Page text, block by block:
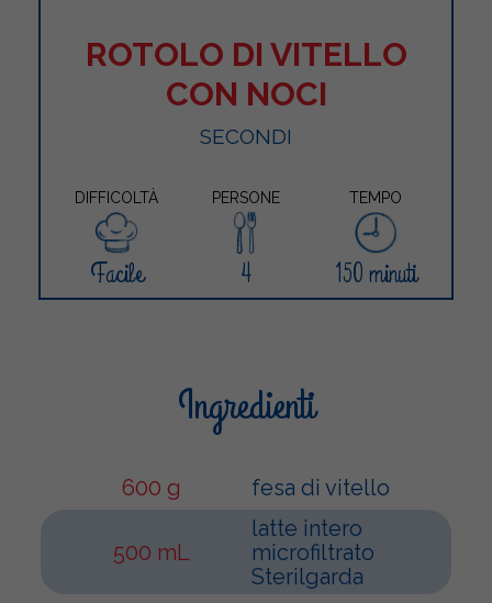
ROTOLO DI VITELLO
CON NOCI
SECONDI
DIFFICOLTÀ PERSONE TEMPO
Facile 4 150 minuti
Ingredienti
600 g fesa di vitello
500 mL
latte intero
microfiltrato
Sterilgarda